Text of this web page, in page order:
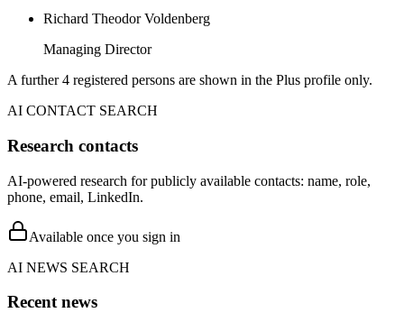
Richard Theodor Voldenberg
Managing Director
A further 4 registered persons are shown in the Plus profile only.
AI CONTACT SEARCH
Research contacts
AI-powered research for publicly available contacts: name, role,
phone, email, LinkedIn.
Available once you sign in
AI NEWS SEARCH
Recent news